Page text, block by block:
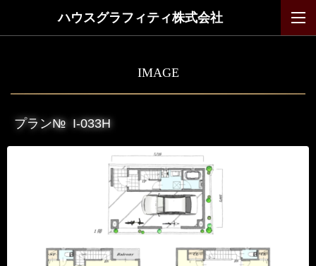
ハウスグラフィティ株式会社
IMAGE
プラン№ I-033H